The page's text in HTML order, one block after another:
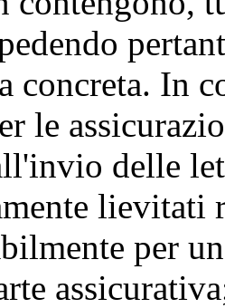
concreta. In
le
delle
lievitati
per